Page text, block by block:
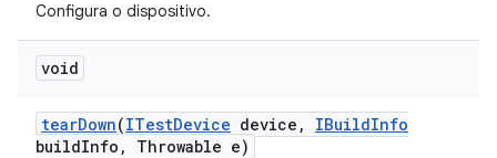
Configura o dispositivo.
void
tearDown(ITestDevice device , IBuildInfo
buildInfo , Throwable e)